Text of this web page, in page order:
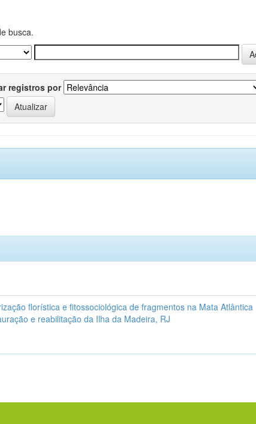
busca.
registros por
florística e fitossociológica de fragmentos na Mata Atlântica
e reabilitação da Ilha da Madeira, RJ